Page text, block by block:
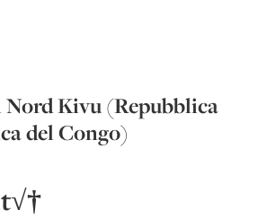
Nord Kivu (Repubblica
del Congo)